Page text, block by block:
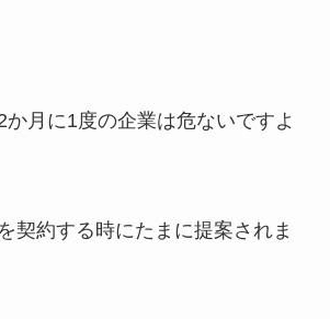
月に1度の企業は危ないですよ
契約する時にたまに提案されま